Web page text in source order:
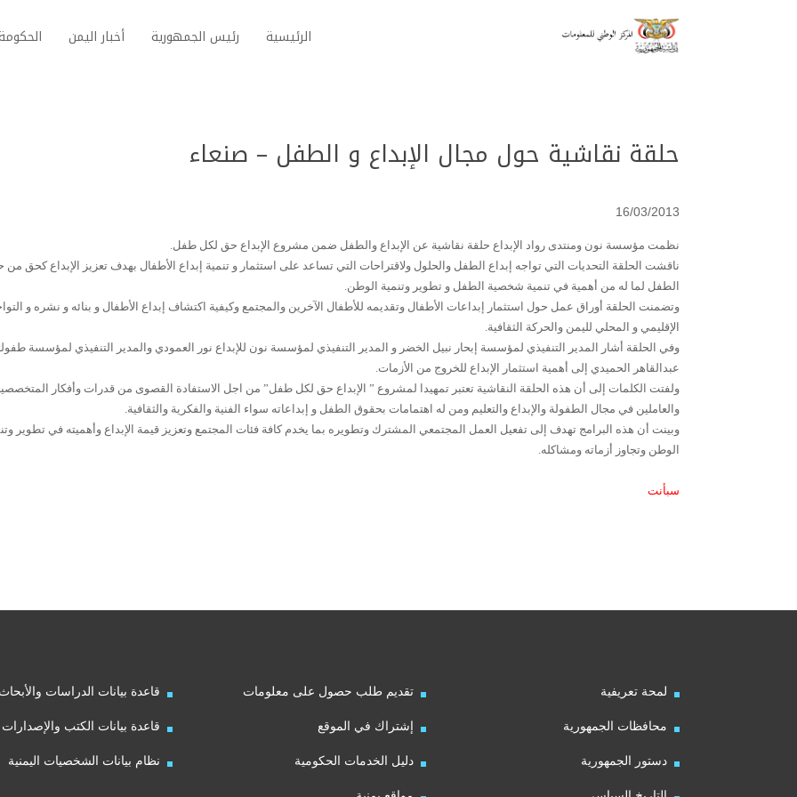
الرئيسية رئيس الجمهورية أخبار اليمن
حلقة نقاشية حول مجال الإبداع و الطفل – صنعاء
16/03/2013
نظمت مؤسسة نون ومنتدى رواد الإبداع حلقة نقاشية عن الإبداع والطفل ضمن مشروع الإبداع حق لكل طفل.
ناقشت الحلقة التحديات التي تواجه إبداع الطفل والحلول ولاقتراحات التي تساعد على استثمار و تنمية إبداع الأطفال بهدف تعزيز الإبداع كحق
الطفل لما له من أهمية في تنمية شخصية الطفل و تطوير وتنمية الوطن.
وتضمنت الحلقة أوراق عمل حول استثمار إبداعات الأطفال وتقديمه للأطفال الآخرين والمجتمع وكيفية اكتشاف إبداع الأطفال و بنائه و نشره و
الإقليمي و المحلي لليمن والحركة الثقافية.
وفي الحلقة أشار المدير التنفيذي لمؤسسة إبحار نبيل الخضر و المدير التنفيذي لمؤسسة نون للإبداع نور العمودي والمدير التنفيذي لمؤسسة
عبدالقاهر الحميدي إلى أهمية استثمار الإبداع للخروج من الأزمات.
ولفتت الكلمات إلى أن هذه الحلقة النقاشية تعتبر تمهيدا لمشروع ” الإبداع حق لكل طفل” من اجل الاستفادة القصوى من قدرات وأفكار
والعاملين في مجال الطفولة والإبداع والتعليم ومن له اهتمامات بحقوق الطفل و إبداعاته سواء الفنية والفكرية والثقافية.
وبينت أن هذه البرامج تهدف إلى تفعيل العمل المجتمعي المشترك وتطويره بما يخدم كافة فئات المجتمع وتعزيز قيمة الإبداع وأهميته في تطوير
الوطن وتجاوز أزماته ومشاكله.
سبأنت
لمحة تعريفية
محافظات الجمهورية
دستور الجمهورية
تقديم طلب حصول على معلومات
إشتراك في الموقع
دليل الخدمات الحكومية
قاعدة بيانات الدراسات
قاعدة بيانات الكتب والإصدارات
نظام بيانات الشخصيات اليمنية